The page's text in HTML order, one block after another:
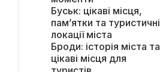
Буськ: цікаві місця,
пам’ятки та туристичні
локації міста
Броди: історія міста та
цікаві місця для